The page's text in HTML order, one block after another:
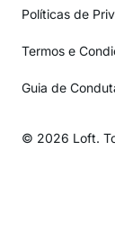
Políticas de
Termos e
Guia de
© 2026 Loft.